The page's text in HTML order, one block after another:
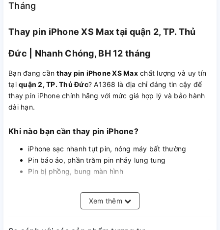
Tháng
Thay pin iPhone XS Max tại quận 2, TP. Thủ
Đức | Nhanh Chóng, BH 12 tháng
Bạn đang cầnthay pin iPhone XS Maxchất lượng và uy tín
tại quận 2, TP. Thủ Đức? A1368 là địa chỉ đáng tin cậy để
thay pin iPhone chính hãng với mức giá hợp lý và bảo hành
dài hạn.
Khi nào bạn cần thay pin iPhone?
iPhone sạc nhanh tụt pin, nóng máy bất thường
Pin báo ảo, phần trăm pin nhảy lung tung
Pin bị phồng, bung màn hình
Dùng nhanh hết pin dù chỉ mới thay gần đây (pin kém
chất lượng)
Xem thêm